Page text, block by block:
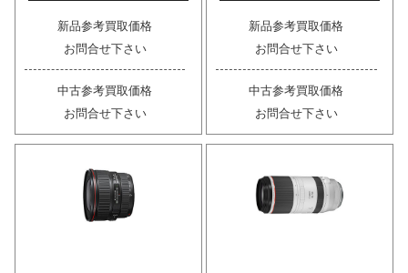
新品参考買取価格
お問合せ下さい
中古参考買取価格
お問合せ下さい
新品参考買取価格
お問合せ下さい
中古参考買取価格
お問合せ下さい